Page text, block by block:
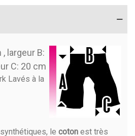
largeur B:
C: 20 cm
Lavés à la
le coton est très